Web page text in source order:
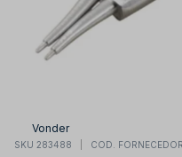
Vonder
SKU 283488 COD.